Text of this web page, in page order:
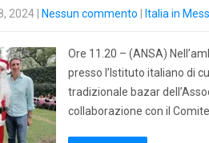
2024 Nessun commento Italia in
Ore 11.20 – (ANSA)
presso l’Istituto italiano di
tradizionale bazar
collaborazione con il